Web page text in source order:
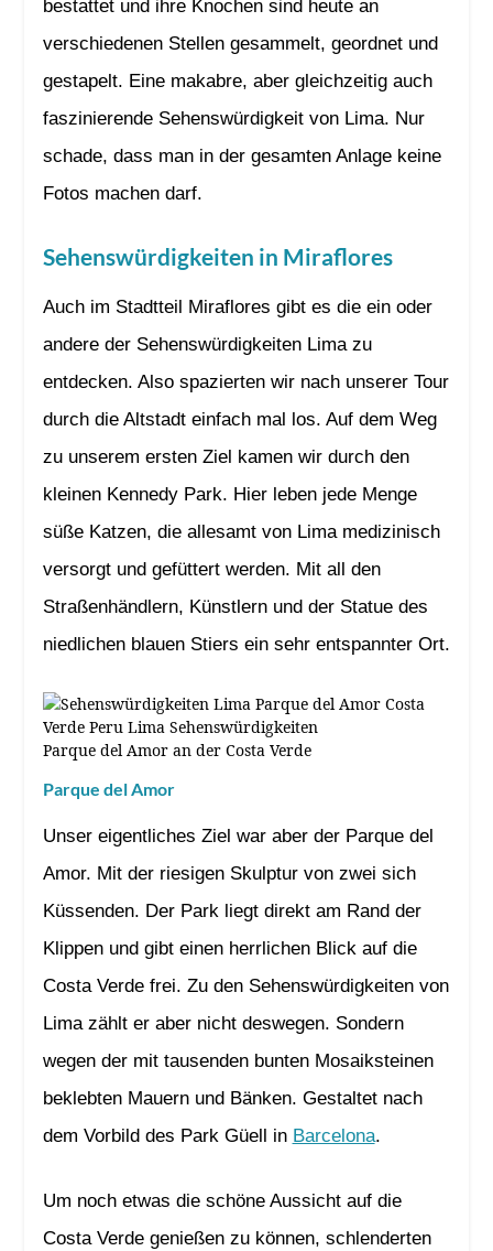
bestattet und ihre Knochen sind heute an
verschiedenen Stellen gesammelt, geordnet und
gestapelt. Eine makabre, aber gleichzeitig auch
faszinierende Sehenswürdigkeit von Lima. Nur
schade, dass man in der gesamten Anlage keine
Fotos machen darf.
Sehenswürdigkeiten in Miraflores
Auch im Stadtteil Miraflores gibt es die ein oder
andere der Sehenswürdigkeiten Lima zu
entdecken. Also spazierten wir nach unserer Tour
durch die Altstadt einfach mal los. Auf dem Weg
zu unserem ersten Ziel kamen wir durch den
kleinen Kennedy Park. Hier leben jede Menge
süße Katzen, die allesamt von Lima medizinisch
versorgt und gefüttert werden. Mit all den
Straßenhändlern, Künstlern und der Statue des
niedlichen blauen Stiers ein sehr entspannter Ort.
Parque del Amor an der Costa Verde
Parque del Amor
Unser eigentliches Ziel war aber der Parque del
Amor. Mit der riesigen Skulptur von zwei sich
Küssenden. Der Park liegt direkt am Rand der
Klippen und gibt einen herrlichen Blick auf die
Costa Verde frei. Zu den Sehenswürdigkeiten von
Lima zählt er aber nicht deswegen. Sondern
wegen der mit tausenden bunten Mosaiksteinen
beklebten Mauern und Bänken. Gestaltet nach
dem Vorbild des Park Güell in Barcelona.
Um noch etwas die schöne Aussicht auf die
Costa Verde genießen zu können, schlenderten